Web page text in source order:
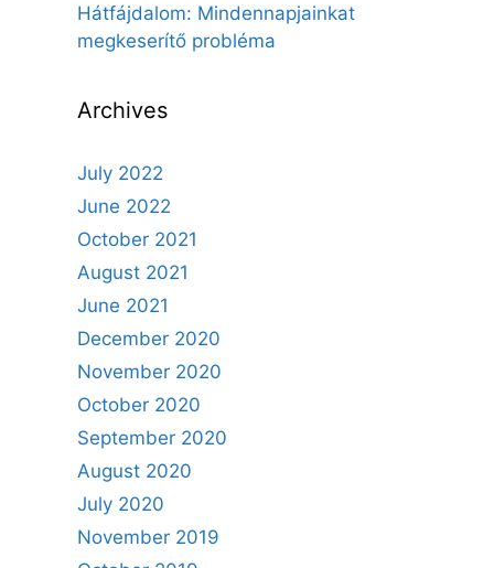
Hátfájdalom: Mindennapjainkat
megkeserítő probléma
Archives
July 2022
June 2022
October 2021
August 2021
June 2021
December 2020
November 2020
October 2020
September 2020
August 2020
July 2020
November 2019